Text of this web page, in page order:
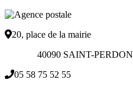
20, place de la mairie
40090 SAINT-PERDON
05 58 75 52 55